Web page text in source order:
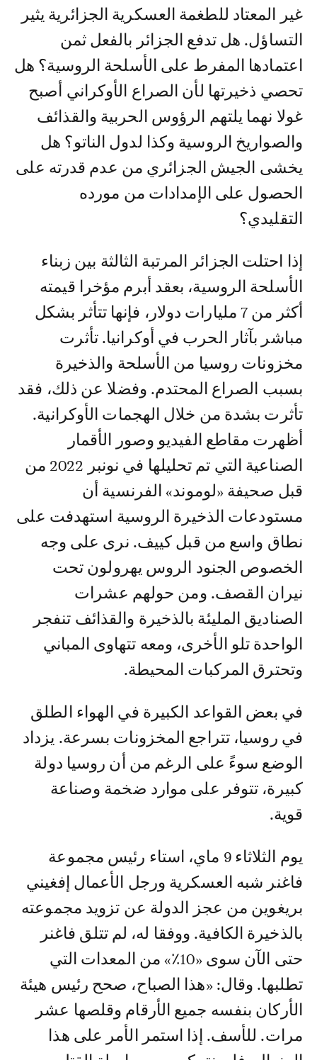
غير المعتاد للطغمة العسكرية الجزائرية يثير
التساؤل. هل تدفع الجزائر بالفعل ثمن
اعتمادها المفرط على الأسلحة الروسية؟ هل
تحصي ذخيرتها لأن الصراع الأوكراني أصبح
غولا نهما يلتهم الرؤوس الحربية والقذائف
والصواريخ الروسية وكذا لدول الناتو؟ هل
يخشى الجيش الجزائري من عدم قدرته على
الحصول على الإمدادات من مورده
التقليدي؟
إذا احتلت الجزائر المرتبة الثالثة بين زبناء
الأسلحة الروسية، بعقد أبرم مؤخرا قيمته
أكثر من 7 مليارات دولار، فإنها تتأثر بشكل
مباشر بآثار الحرب في أوكرانيا. تأثرت
مخزونات روسيا من الأسلحة والذخيرة
بسبب الصراع المحتدم. وفضلا عن ذلك، فقد
تأثرت بشدة من خلال الهجمات الأوكرانية.
أظهرت مقاطع الفيديو وصور الأقمار
الصناعية التي تم تحليلها في نونبر 2022 من
قبل صحيفة «لوموند» الفرنسية أن
مستودعات الذخيرة الروسية استهدفت على
نطاق واسع من قبل كييف. نرى على وجه
الخصوص الجنود الروس يهرولون تحت
نيران القصف. ومن حولهم عشرات
الصناديق المليئة بالذخيرة والقذائف تنفجر
الواحدة تلو الأخرى، ومعه تتهاوى المباني
وتحترق المركبات المحيطة.
في بعض القواعد الكبيرة في الهواء الطلق
في روسيا، تتراجع المخزونات بسرعة. يزداد
الوضع سوءً على الرغم من أن روسيا دولة
كبيرة، تتوفر على موارد ضخمة وصناعة
قوية.
يوم الثلاثاء 9 ماي، استاء رئيس مجموعة
فاغنر شبه العسكرية ورجل الأعمال إفغيني
بريغوين من عجز الدولة عن تزويد مجموعته
بالذخيرة الكافية. ووفقا له، لم تتلق فاغنر
حتى الآن سوى «10٪» من المعدات التي
تطلبها. وقال: «هذا الصباح، صحح رئيس هيئة
الأركان بنفسه جميع الأرقام وقلصها عشر
مرات. للأسف. إذا استمر الأمر على هذا